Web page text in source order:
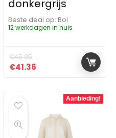
€59.95.
donkergrijs
Beste deal op:
Bol
12 werkdagen in huis
€45.95
Oorspronkelijke prijs
€41.36 Huidige prijs is:
Aanbieding!